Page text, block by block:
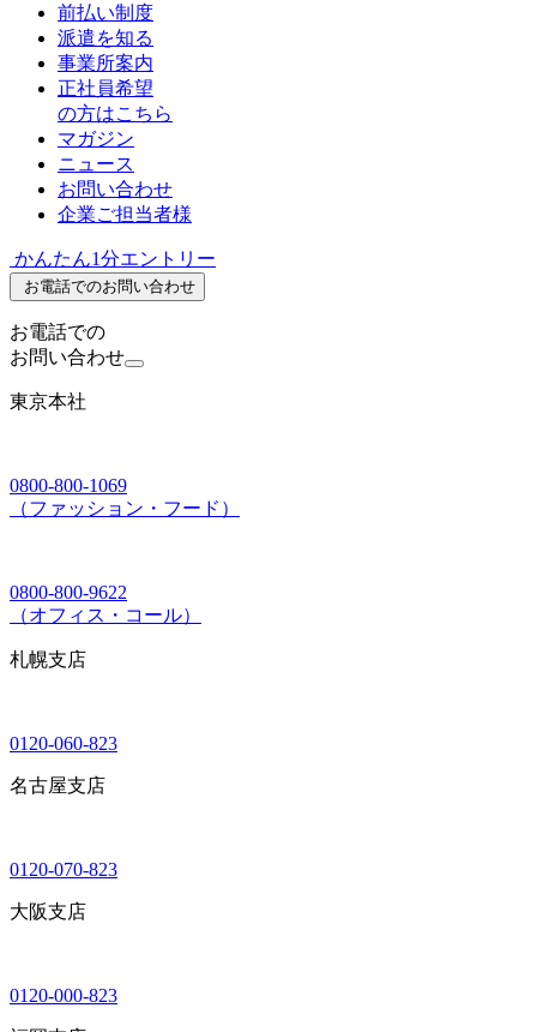
前払い制度
派遣を知る
事業所案内
正社員希望
の方はこちら
マガジン
ニュース
お問い合わせ
企業ご担当者様
かんたん1分エントリー
お電話でのお問い合わせ
お電話での
お問い合わせ
東京本社
0800-800-1069
（ファッション・フード）
0800-800-9622
（オフィス・コール）
札幌支店
0120-060-823
名古屋支店
0120-070-823
大阪支店
0120-000-823